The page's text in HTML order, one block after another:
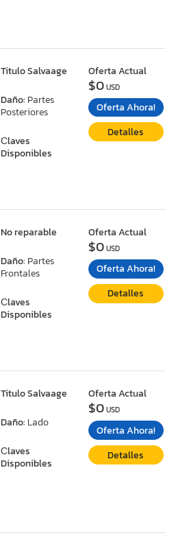
Titulo Salvaage
Daño: Partes
Posteriores
Сlaves
Disponibles
Oferta Actual
$0USD
Oferta Ahora!
Detalles
No reparable
Daño: Partes
Frontales
Сlaves
Disponibles
Oferta Actual
$0USD
Oferta Ahora!
Detalles
Titulo Salvaage
Daño: Lado
Сlaves
Disponibles
Oferta Actual
$0USD
Oferta Ahora!
Detalles